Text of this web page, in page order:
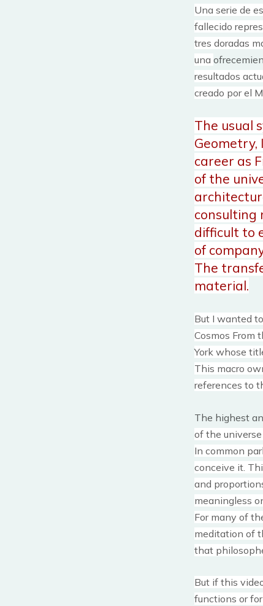
Una serie de
fallecido
tres doradas
una
resultados
creado por el
The usual
Geometry,
career as
of the
consulting
difficult to
of
The
material.
But I wanted
Cosmos From
York whose
This macro
references to
The highest
of the
In common
conceive it.
and
meaningless
For many of
meditation of
that
But if this
functions or